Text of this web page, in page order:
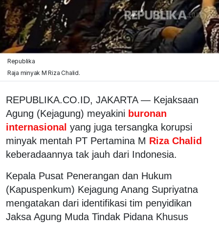
Republika
Raja minyak M Riza Chalid.
REPUBLIKA.CO.ID, JAKARTA — Kejaksaan
Agung (Kejagung) meyakini buronan
internasional yang juga tersangka korupsi
minyak mentah PT Pertamina M Riza Chalid
keberadaannya tak jauh dari Indonesia.
Kepala Pusat Penerangan dan Hukum
(Kapuspenkum) Kejagung Anang Supriyatna
mengatakan dari identifikasi tim penyidikan
Jaksa Agung Muda Tindak Pidana Khusus